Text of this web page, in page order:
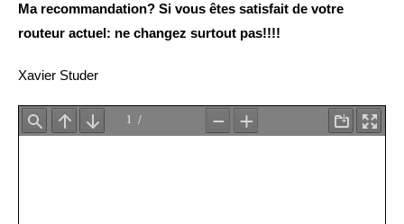
Ma recommandation? Si vous êtes satisfait de votre
routeur actuel: ne changez surtout pas!!!!
Xavier Studer